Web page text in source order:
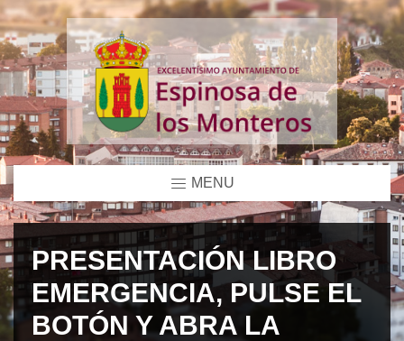
MENU
PRESENTACIÓN LIBRO
EMERGENCIA, PULSE EL
BOTÓN Y ABRA LA